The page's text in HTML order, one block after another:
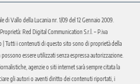
Vallo della Lucania nr. 1/09 del 12 Gennaio 2009.
Red Digital Communication S.r.l. – P.iva
| Tutti i contenuti di questo sito sono di proprietà della
essere utilizzati senza espressa autorizzazione.
agenzie o siti internet sarà sempre citata la
gli autori o aventi diritto dei contenuti riportati, i